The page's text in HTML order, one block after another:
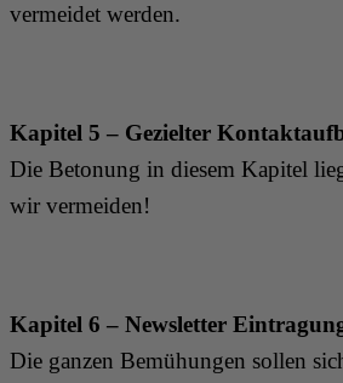
vermeidet werden.
Kapitel 5 – Gezielter
Die Betonung in diesem Kapitel
wir vermeiden!
Kapitel 6 – Newsletter
Die ganzen Bemühungen sollen